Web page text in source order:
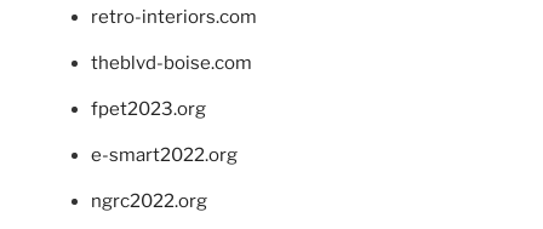
retro-interiors.com
theblvd-boise.com
fpet2023.org
e-smart2022.org
ngrc2022.org